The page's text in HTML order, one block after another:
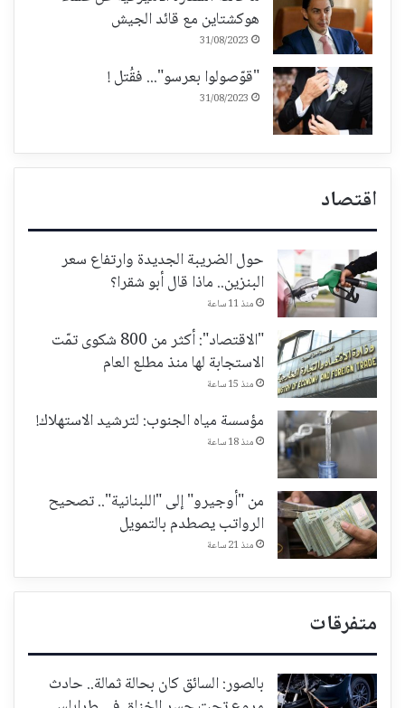
هوكشتاين مع قائد الجيش
31/08/2023
"قوّصولوا بعرسو"... فقُتل !
31/08/2023
اقتصاد
حول الضريبة الجديدة وارتفاع سعر
البنزين.. ماذا قال أبو شقرا؟
منذ 11 ساعة
"الاقتصاد": أكثر من 800 شكوى تمّت
الاستجابة لها منذ مطلع العام
منذ 15 ساعة
مؤسسة مياه الجنوب: لترشيد الاستهلاك!
منذ 18 ساعة
من "أوجيرو" إلى "اللبنانية".. تصحيح
الرواتب يصطدم بالتمويل
منذ 21 ساعة
متفرقات
بالصور: السائق كان بحالة ثمالة.. حادث